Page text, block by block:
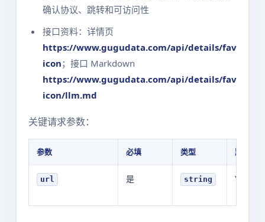
确认协议、跳转和可访问性
接口资料：详情页
https://www.gugudata.com/api/details/fav
icon；接口 Markdown
https://www.gugudata.com/api/details/fav
icon/llm.md
关键请求参数：
参数 必填 类型 默认值
url 是 string